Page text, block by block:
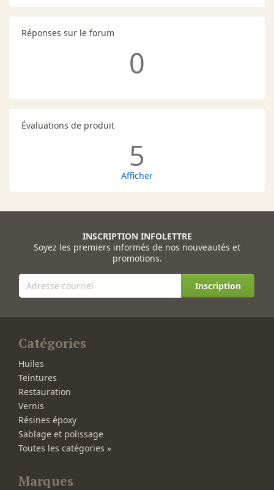
Réponses sur le forum
0
Évaluations de produit
5
Afficher
INSCRIPTION INFOLETTRE
Soyez les premiers informés de nos nouveautés et
promotions.
Inscription
Catégories
Huiles
Teintures
Restauration
Vernis
Résines époxy
Sablage et polissage
Toutes les catégories »
Marques